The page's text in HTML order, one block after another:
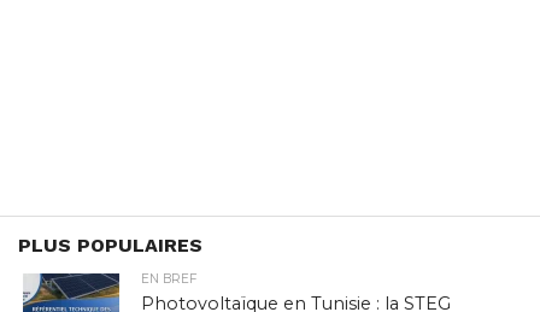
PLUS POPULAIRES
EN BREF
Photovoltaïque en Tunisie : la STEG